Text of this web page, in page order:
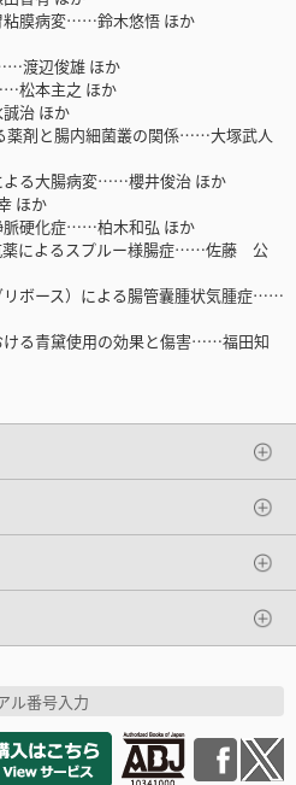
膜病変……鈴木悠悟 ほか
渡辺俊雄 ほか
松本主之 ほか
治 ほか
薬剤と腸内細菌叢の関係……大塚武人
る大腸病変……櫻井俊治 ほか
ほか
硬化症……柏木和弘 ほか
によるスプルー様腸症……佐藤 公
ボース）による腸管囊腫状気腫症……
ける青黛使用の効果と傷害……福田知
ル番号入力